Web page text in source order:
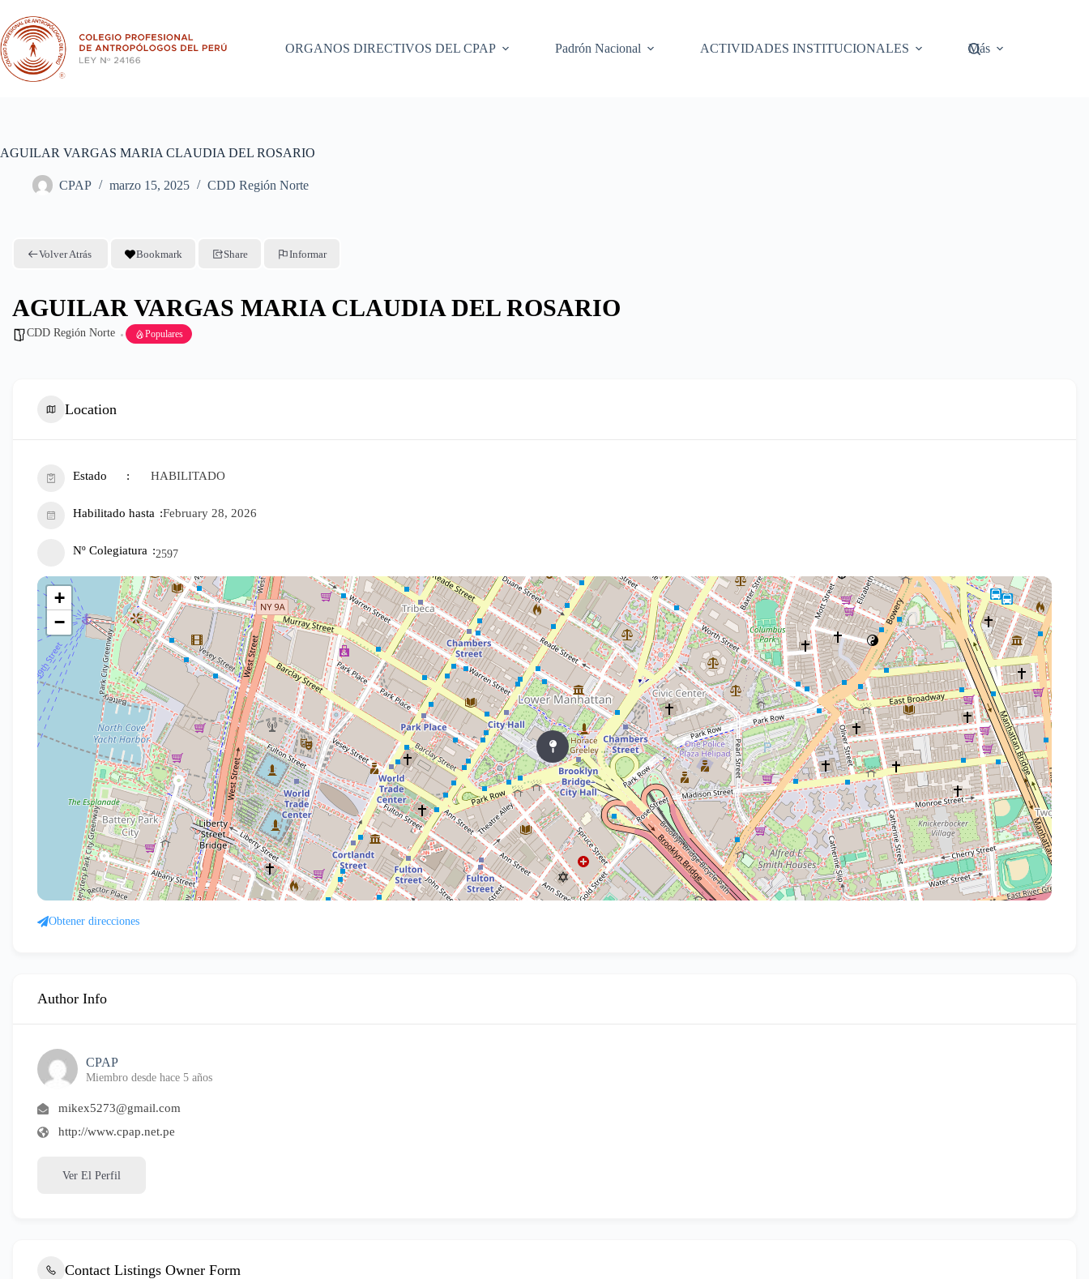
contenido
ORGANOS DIRECTIVOS DEL CPAP
Padrón Nacional ACTIVIDADES INSTITUCIONALES Más
AGUILAR VARGAS MARIA CLAUDIA DEL ROSARIO
CPAP marzo 15, 2025 CDD Región Norte
Volver Atrás Bookmark Share Informar
AGUILAR VARGAS MARIA CLAUDIA DEL ROSARIO
CDD Región Norte Populares
Location
Estado HABILITADO
Habilitado hasta February 28, 2026
Nº Colegiatura 2597
+
−
Obtener direcciones
Author Info
CPAP
Miembro desde hace 5 años
mikex5273@gmail.com
http://www.cpap.net.pe
Ver El Perfil
Contact Listings Owner Form